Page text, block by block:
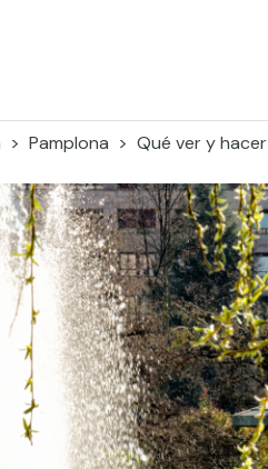
Pamplona Qué ver y hacer